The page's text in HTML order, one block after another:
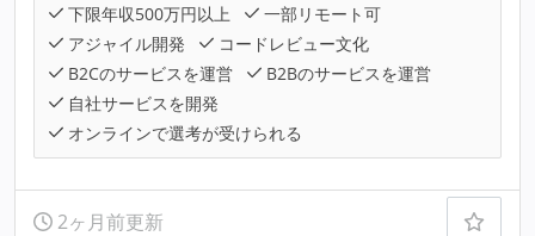
下限年収500万円以上
一部リモート可
アジャイル開発
コードレビュー文化
B2Cのサービスを運営
B2Bのサービスを運営
自社サービスを開発
オンラインで選考が受けられる
2ヶ月前更新